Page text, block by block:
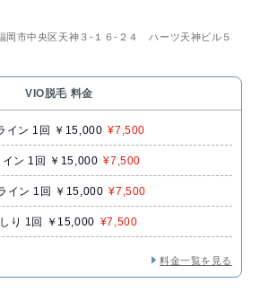
岡市中央区天神３‐１６‐２４ ハーツ天神ビル５
VIO脱毛 料金
イン 1回 ￥15,000 ¥7,500
イン 1回 ￥15,000 ¥7,500
イン 1回 ￥15,000 ¥7,500
り 1回 ￥15,000 ¥7,500
料金一覧を見る